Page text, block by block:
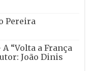
Pereira
“Volta a França
João Dinis